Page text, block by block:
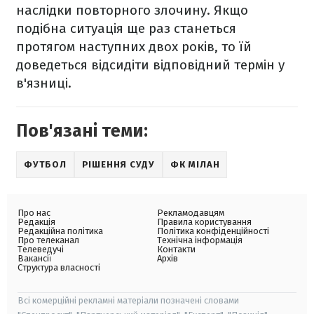
наслідки повторного злочину. Якщо
подібна ситуація ще раз станеться
протягом наступних двох років, то їй
доведеться відсидіти відповідний термін у
в'язниці.
Пов'язані теми:
ФУТБОЛ РІШЕННЯ СУДУ ФК МІЛАН
Про нас
Редакція
Редакційна політика
Про телеканал
Телеведучі
Вакансії
Структура власності
Рекламодавцям
Правила користування
Політика конфіденційності
Технічна інформація
Контакти
Архів
Всі комерційні рекламні матеріали позначені словами